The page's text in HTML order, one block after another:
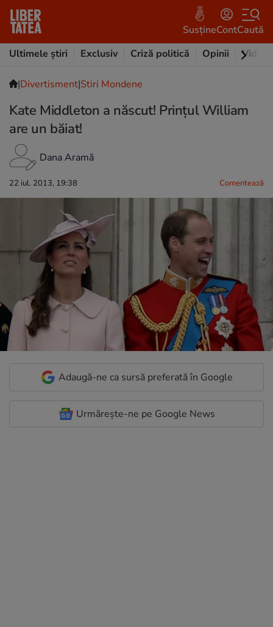
SusțineContCaută
Ultimele știri
Exclusiv Criză politică Opinii Video
|Divertisment|Stiri Mondene
Kate Middleton a născut! Prinţul William
are un băiat!
Dana Aramă
22 iul. 2013, 19:38 Comentează
Adaugă-ne ca sursă preferată în Google
Urmărește-ne pe Google News